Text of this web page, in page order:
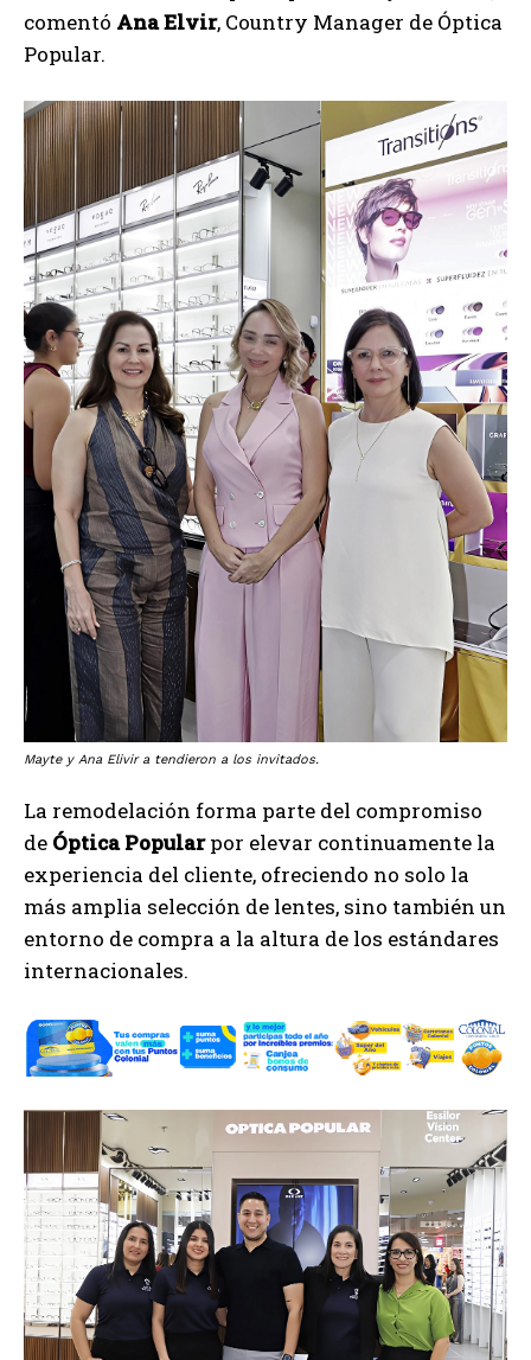
comentó Ana Elvir, Country Manager de Óptica
Popular.
Mayte y Ana Elivir a tendieron a los invitados.
La remodelación forma parte del compromiso
de Óptica Popularpor elevar continuamente la
experiencia del cliente, ofreciendo no solo la
más amplia selección de lentes, sino también un
entorno de compra a la altura de los estándares
internacionales.